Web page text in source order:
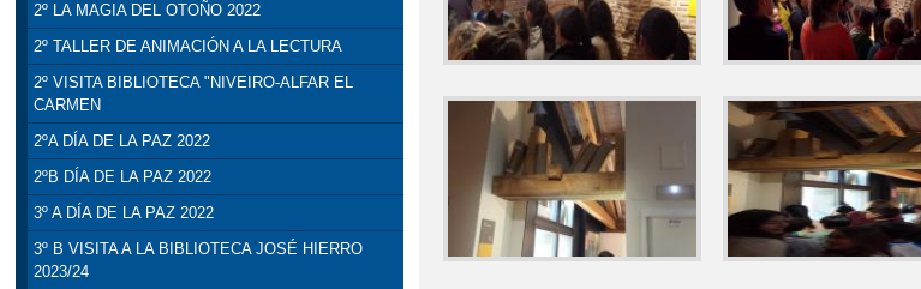
2º LA MAGIA DEL OTOÑO 2022
2º TALLER DE ANIMACIÓN A LA LECTURA
2º VISITA BIBLIOTECA "NIVEIRO-ALFAR EL
CARMEN
2ºA DÍA DE LA PAZ 2022
2ºB DÍA DE LA PAZ 2022
3º A DÍA DE LA PAZ 2022
3º B VISITA A LA BIBLIOTECA JOSÉ HIERRO
2023/24